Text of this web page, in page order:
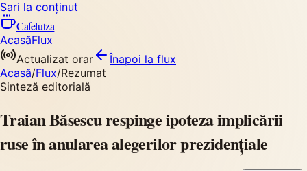
Sari la conținut
Cafelutza
AcasăFlux
Actualizat orar
Înapoi la flux
Acasă/Flux/Rezumat
Sinteză editorială
Traian Băsescu respinge ipoteza implicării
ruse în anularea alegerilor prezidențiale